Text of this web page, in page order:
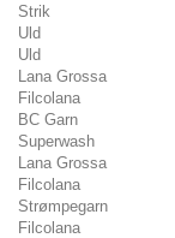
Strik
Uld
Uld
Lana Grossa
Filcolana
BC Garn
Superwash
Lana Grossa
Filcolana
Strømpegarn
Filcolana